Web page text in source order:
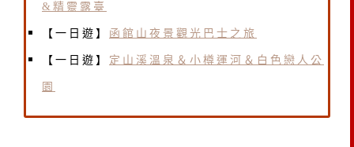
&精靈露臺
【一日遊】 函館山夜景觀光巴士之旅
【一日遊】 定山溪溫泉＆小樽運河＆白色戀人公
園